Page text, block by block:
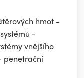
hmot -
-
vnějšího
penetrační